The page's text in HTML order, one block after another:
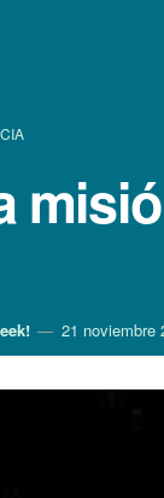
21 noviembre